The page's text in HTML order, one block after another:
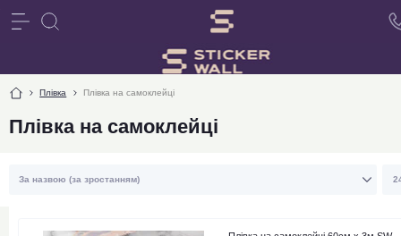
Плівка Плівка на самоклейці
Плівка на самоклейці